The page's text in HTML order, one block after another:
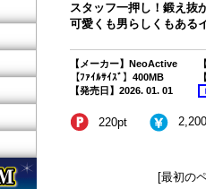
スタッフ一押し！鍛え抜
可愛くも男らしくもある
【メーカー】NeoActive
【ﾌｧｲﾙｻｲｽﾞ】400MB
【発売日】2026. 01. 01
220pt
[最初の